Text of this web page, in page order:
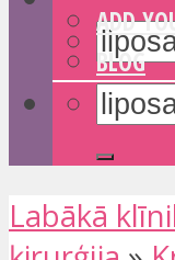
ADD
BLOG
Labākā